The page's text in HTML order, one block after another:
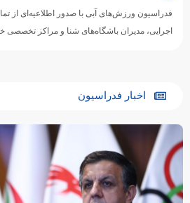
فدراسیون ورزش‌های آبی با صدور اطلاعیه‌ای از
اجرایی، مدیران باشگاه‌های شنا و مراکز تخصصی
اخبار فدراسیون